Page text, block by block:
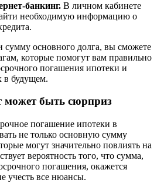
банкинг. В личном кабинете
необходимую информацию о
сумму основного долга, вы сможете
которые помогут вам правильно
погашения ипотеки и
в будущем.
может быть сюрприз
погашение ипотеки в
не только основную сумму
могут значительно повлиять на
вероятность того, что сумма,
погашения, окажется
учесть все нюансы.